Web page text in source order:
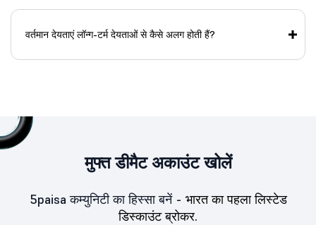
वर्तमान देयताएं लॉन्ग-टर्म देयताओं से कैसे अलग होती हैं?
मुफ्त डीमैट अकाउंट खोलें
5paisa कम्युनिटी का हिस्सा बनें - भारत का पहला लिस्टेड
डिस्काउंट ब्रोकर.